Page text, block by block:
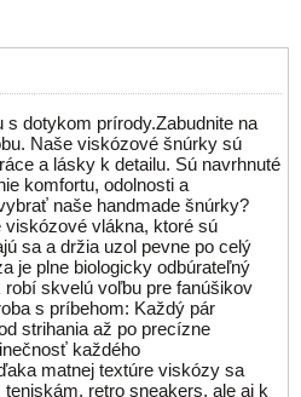
s dotykom prírody.Zabudnite na
Naše viskózové šnúrky sú
a lásky k detailu. Sú navrhnuté
komfortu, odolnosti a
naše handmade šnúrky?
vlákna, ktoré sú
sa a držia uzol pevne po celý
je plne biologicky odbúrateľný
skvelú voľbu pre fanúšikov
s príbehom: Každý pár
strihania až po precízne
každého
matnej textúre viskózy sa
retro sneakers, ale aj k